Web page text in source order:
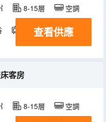
8-15層 空調
電視機 冰箱
查看供應
客房
8-15層 空調